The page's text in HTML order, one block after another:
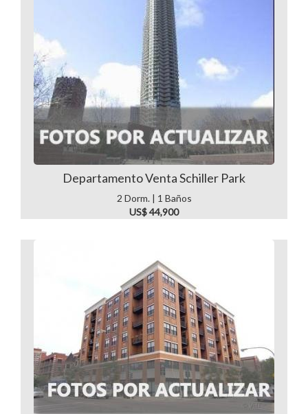
Departamento Venta Schiller Park
2 Dorm. | 1 Baños
US$ 44,900